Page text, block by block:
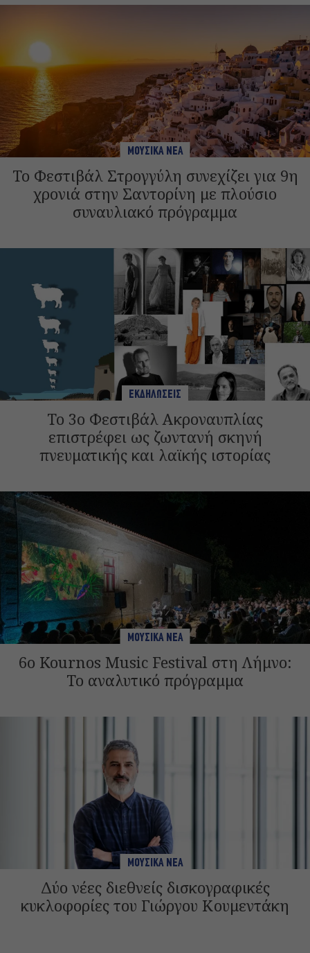
ΜΟΥΣΙΚΑ ΝΕΑ
Το Φεστιβάλ Στρογγύλη συνεχίζει για 9η
χρονιά στην Σαντορίνη με πλούσιο
συναυλιακό πρόγραμμα
ΕΚΔΗΛΩΣΕΙΣ
Το 3ο Φεστιβάλ Ακροναυπλίας
επιστρέφει ως ζωντανή σκηνή
πνευματικής και λαϊκής ιστορίας
ΜΟΥΣΙΚΑ ΝΕΑ
6ο Kournos Music Festival στη Λήμνο:
Το αναλυτικό πρόγραμμα
ΜΟΥΣΙΚΑ ΝΕΑ
Δύο νέες διεθνείς δισκογραφικές
κυκλοφορίες του Γιώργου Κουμεντάκη